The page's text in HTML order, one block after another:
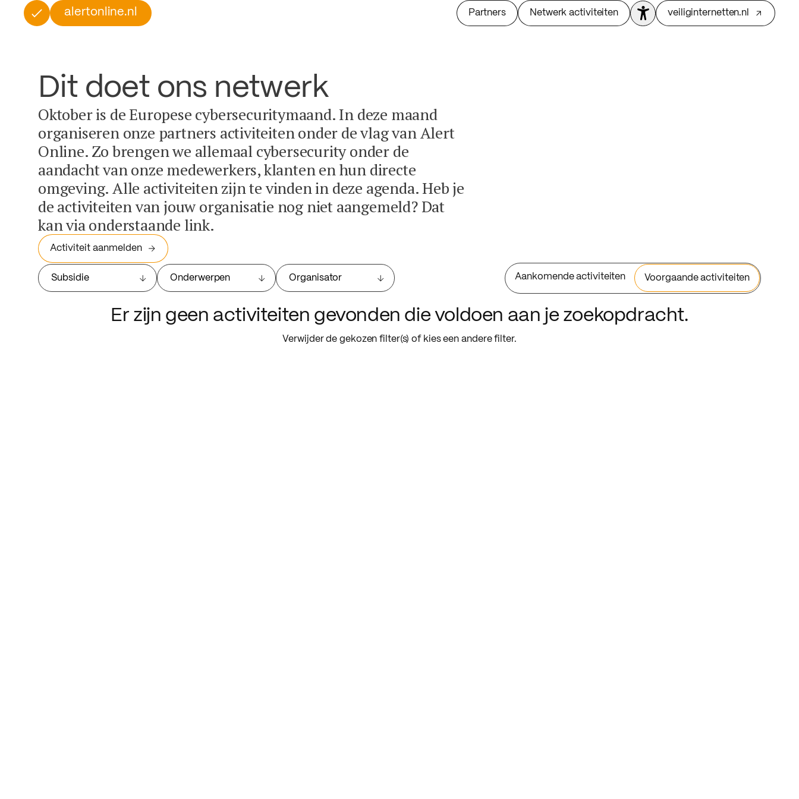
alertonline.nl Partners Netwerk activiteiten veiliginternetten.nl
Dit doet ons netwerk
Oktober is de Europese cybersecuritymaand. In deze maand
organiseren onze partners activiteiten onder de vlag van Alert
Online. Zo brengen we allemaal cybersecurity onder de
aandacht van onze medewerkers, klanten en hun directe
omgeving. Alle activiteiten zijn te vinden in deze agenda. Heb je
de activiteiten van jouw organisatie nog niet aangemeld? Dat
kan via onderstaande link.
Activiteit aanmelden
Subsidie Onderwerpen Organisator Aankomende activiteiten Voorgaande activiteiten
Er zijn geen activiteiten gevonden die voldoen aan je zoekopdracht.
Verwijder de gekozen filter(s) of kies een andere filter.